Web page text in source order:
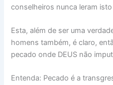
conselheiros nunca leram isto
Esta, além de ser uma
homens também, é claro,
pecado onde DEUS não
Entenda: Pecado é a